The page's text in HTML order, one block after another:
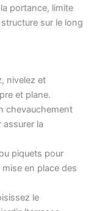
portance, limite
sur le long
nivelez et
et plane.
chevauchement
assurer la
piquets pour
en place des
le